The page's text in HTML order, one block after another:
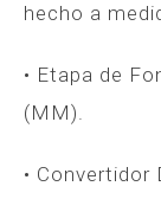
hecho a
• Etapa de
(MM).
•